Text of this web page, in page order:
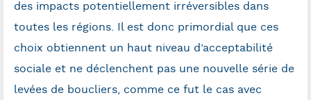
des impacts potentiellement irréversibles dans
toutes les régions. Il est donc primordial que ces
choix obtiennent un haut niveau d’acceptabilité
sociale et ne déclenchent pas une nouvelle série de
levées de boucliers, comme ce fut le cas avec